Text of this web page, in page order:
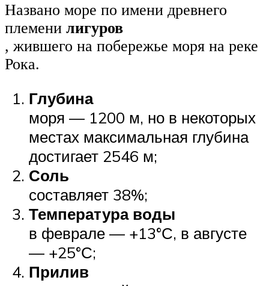
Названо море по имени древнего
племени лигуров
, жившего на побережье моря на реке
Рока.
Глубина
моря — 1200 м, но в некоторых
местах максимальная глубина
достигает 2546 м;
Соль
составляет 38%;
Температура воды
в феврале — +13°С, в августе
— +25°С;
Прилив